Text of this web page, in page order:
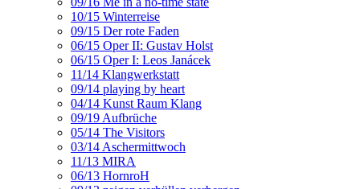
10/15 Winterreise
09/15 Der rote Faden
06/15 Oper II: Gustav Holst
06/15 Oper I: Leos Janácek
11/14 Klangwerkstatt
09/14 playing by heart
04/14 Kunst Raum Klang
09/19 Aufbrüche
05/14 The Visitors
03/14 Aschermittwoch
11/13 MIRA
06/13 HornroH